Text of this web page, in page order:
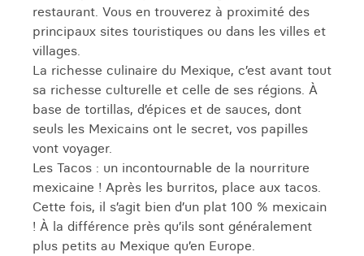
restaurant. Vous en trouverez à proximité des
principaux sites touristiques ou dans les villes et
villages.
La richesse culinaire du Mexique, c’est avant tout
sa richesse culturelle et celle de ses régions. À
base de tortillas, d’épices et de sauces, dont
seuls les Mexicains ont le secret, vos papilles
vont voyager.
Les Tacos : un incontournable de la nourriture
mexicaine ! Après les burritos, place aux tacos.
Cette fois, il s’agit bien d’un plat 100 % mexicain
! À la différence près qu’ils sont généralement
plus petits au Mexique qu’en Europe.